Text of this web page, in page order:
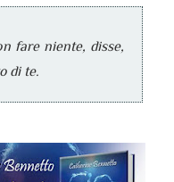
fare niente, disse,
di te.